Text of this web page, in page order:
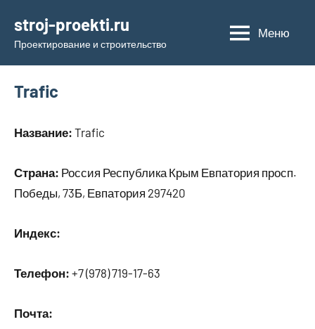
содержимому
stroj-proekti.ru
Проектирование и строительство
Меню
Trafic
Название: Trafic
Страна: Россия Республика Крым Евпатория просп.
Победы, 73Б, Евпатория 297420
Индекс:
Телефон: +7 (978) 719-17-63
Почта: